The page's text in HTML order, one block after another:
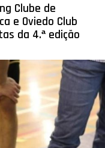
Clube de
e Oviedo Club
da 4.ª edição